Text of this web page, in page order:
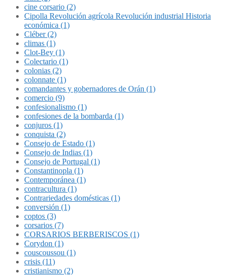
cine corsario (2)
Cipolla Revolución agrícola Revolución industrial Historia
económica (1)
Cléber (2)
climas (1)
Clot-Bey (1)
Colectario (1)
colonias (2)
colonnate (1)
comandantes y gobernadores de Orán (1)
comercio (9)
confesionalismo (1)
confesiones de la bombarda (1)
conjuros (1)
conquista (2)
Consejo de Estado (1)
Consejo de Indias (1)
Consejo de Portugal (1)
Constantinopla (1)
Contemporánea (1)
contracultura (1)
Contrariedades domésticas (1)
conversión (1)
coptos (3)
corsarios (7)
CORSARIOS BERBERISCOS (1)
Corydon (1)
couscoussou (1)
crisis (11)
cristianismo (2)